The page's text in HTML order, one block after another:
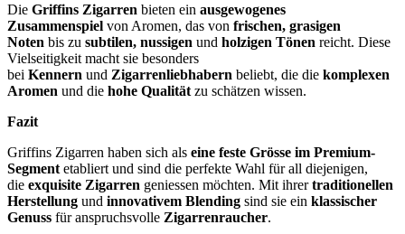
Die Griffins Zigarren bieten ein ausgewogenes
Zusammenspiel von Aromen, das von frischen, grasigen
Noten bis zu subtilen, nussigen und holzigen Tönen reicht. Diese
Vielseitigkeit macht sie besonders
bei Kennern und Zigarrenliebhabern beliebt, die die komplexen
Aromen und die hohe Qualität zu schätzen wissen.
Fazit
Griffins Zigarren haben sich als eine feste Grösse im Premium-
Segment etabliert und sind die perfekte Wahl für all diejenigen,
die exquisite Zigarren geniessen möchten. Mit ihrertraditionellen
Herstellung und innovativem Blending sind sie ein klassischer
Genuss für anspruchsvolle Zigarrenraucher.